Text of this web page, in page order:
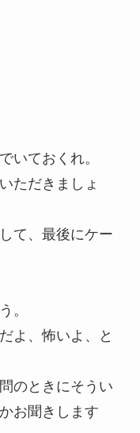
いておくれ。
ただきましょ
て、最後にケー
。
よ、怖いよ、と
のときにそうい
お聞きします